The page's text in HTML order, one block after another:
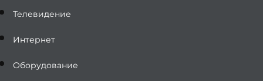
Телевидение
Интернет
Оборудование